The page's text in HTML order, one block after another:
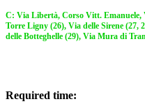
C: Via Libertà, Corso Vitt. Emanuele,
Torre Ligny (26), Via delle Sirene (27,
delle Botteghelle (29), Via Mura di
Required time: